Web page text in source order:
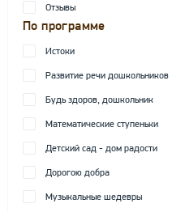
Отзывы
По программе
Истоки
Развитие речи дошкольников
Будь здоров, дошкольник
Математические ступеньки
Детский сад - дом радости
Дорогою добра
Музыкальные шедевры